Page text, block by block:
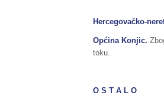
Hercegovačko-
Općina Konjic.
toku.
O S T A L O